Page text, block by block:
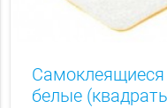
Самоклеящиеся
белые